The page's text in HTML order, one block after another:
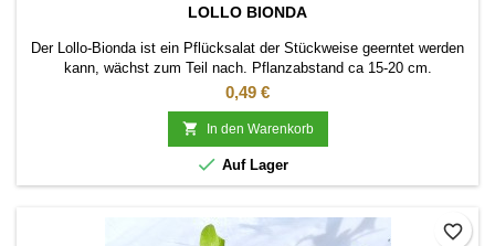
LOLLO BIONDA
Der Lollo-Bionda ist ein Pflücksalat der Stückweise geerntet werden
kann, wächst zum Teil nach. Pflanzabstand ca 15-20 cm.
Preis
0,49 €
 In den Warenkorb
 Auf Lager
favorite_border